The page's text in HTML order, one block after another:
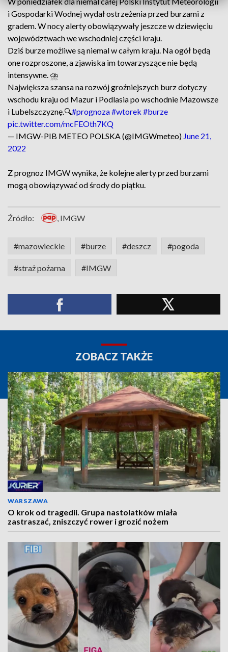
i Gospodarki Wodnej wydał ostrzeżenia przed burzami z
gradem. W nocy alerty obowiązywały jeszcze w dziewięciu
województwach we wschodniej części kraju.
Dziś burze możliwe są niemal w całym kraju. Na ogół będą
one rozproszone, a zjawiska im towarzyszące nie będą
intensywne. ⛈️
Największa szansa na rozwój groźniejszych burz dotyczy
wschodu kraju od Mazur i Podlasia po wschodnie Mazowsze
i Lubelszczyznę.🔍#prognoza#wtorek #burze
pic.twitter.com/mcFEOth7KQ
— IMGW-PIB METEO POLSKA (@IMGWmeteo) June 21,
2022
Z prognoz IMGW wynika, że kolejne alerty przed burzami
mogą obowiązywać od środy do piątku.
Źródło: , IMGW
#mazowieckie #burze #deszcz #pogoda
#straż pożarna #IMGW
ZOBACZ TAKŻE
WARSZAWA
O krok od tragedii. Grupa nastolatków miała
zastraszać, zniszczyć rower i grozić nożem